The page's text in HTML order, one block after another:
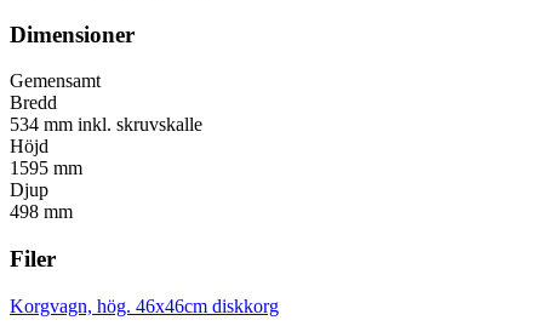
Dimensioner
Gemensamt
Bredd
534 mm inkl. skruvskalle
Höjd
1595 mm
Djup
498 mm
Filer
Korgvagn, hög. 46x46cm diskkorg